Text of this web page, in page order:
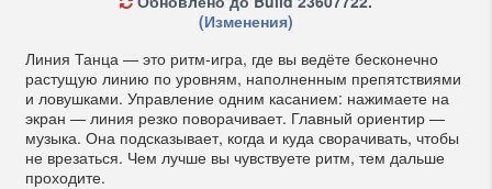
(Изменения)
Линия Танца — это ритм-игра, где вы ведёте бесконечно
растущую линию по уровням, наполненным препятствиями
и ловушками. Управление одним касанием: нажимаете на
экран — линия резко поворачивает. Главный ориентир —
музыка. Она подсказывает, когда и куда сворачивать, чтобы
не врезаться. Чем лучше вы чувствуете ритм, тем дальше
проходите.